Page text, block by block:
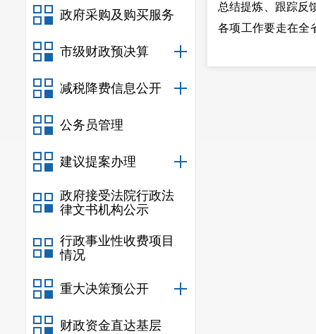
政府采购及购买服务
市级财政预决算
减税降费信息公开
公务员管理
建议提案办理
政府接受法院行政法
律文书机构公示
行政事业性收费项目
情况
重大决策预公开
财政资金直达基层
总结提炼、跟踪反
各项工作要走在全
市政协党组理论